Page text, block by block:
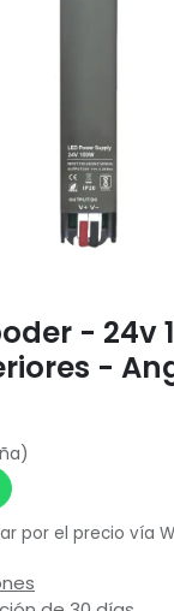
- 24v
-
por el precio vía